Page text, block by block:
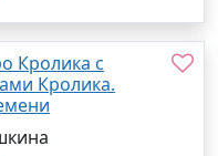
Кролика с
Кролика.